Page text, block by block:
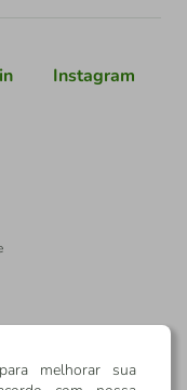
Instagram
melhorar sua